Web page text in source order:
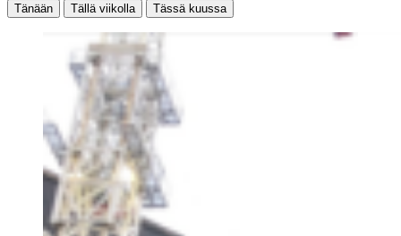
Tänään Tällä viikolla Tässä kuussa